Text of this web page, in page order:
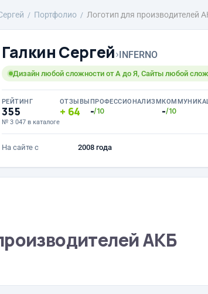
Портфолио Логотип для производителей
Галкин Сергей›INFERNO
Дизайн любой сложности от А до Я, Сайты любой
РЕЙТИНГ
355
№ 3 047 в каталоге
ОТЗЫВЫ
64
ПРОФЕССИОНАЛИЗМ
-/10 -/10
На сайте с 2008 года
АКБ